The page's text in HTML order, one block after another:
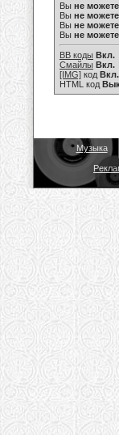
Вы не можете
Вы не можете
Вы не можете
Вы не можете
BB коды Вкл.
Смайлы Вкл.
[IMG] код Вкл.
HTML код
Музыка